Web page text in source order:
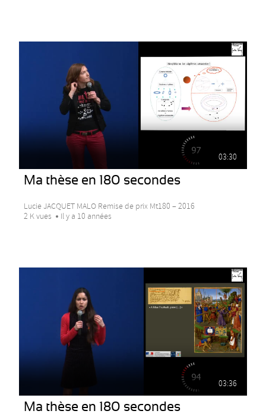
03:30
Ma thèse en 180 secondes
Lucie JACQUET MALO Remise de prix Mt180 – 2016
2 K vues
Il y a 10 années
03:36
Ma thèse en 180 secondes